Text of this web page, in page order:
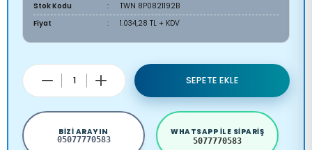
Stok Kodu
TWN 8P0821192B
Fiyat
1.034,28 TL + KDV
SEPETE EKLE
BIZI ARAYIN
05077770583
WHATSAPP ILE SIPARIŞ
5077770583